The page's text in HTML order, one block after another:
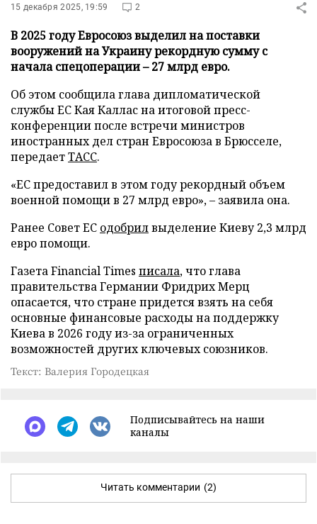
15 декабря 2025, 19:59 2
В 2025 году Евросоюз выделил на поставки
вооружений на Украину рекордную сумму с
начала спецоперации – 27 млрд евро.
Об этом сообщила глава дипломатической
службы ЕС Кая Каллас на итоговой пресс-
конференции после встречи министров
иностранных дел стран Евросоюза в Брюсселе,
передаетТАСС.
«ЕС предоставил в этом году рекордный объем
военной помощи в 27 млрд евро», – заявила она.
Ранее Совет ЕС одобрилвыделение Киеву 2,3 млрд
евро помощи.
Газета Financial Times писала, что глава
правительства Германии Фридрих Мерц
опасается, что стране придется взять на себя
основные финансовые расходы на поддержку
Киева в 2026 году из-за ограниченных
возможностей других ключевых союзников.
Текст: Валерия Городецкая
Подписывайтесь на наши
каналы
Читать комментарии (2)